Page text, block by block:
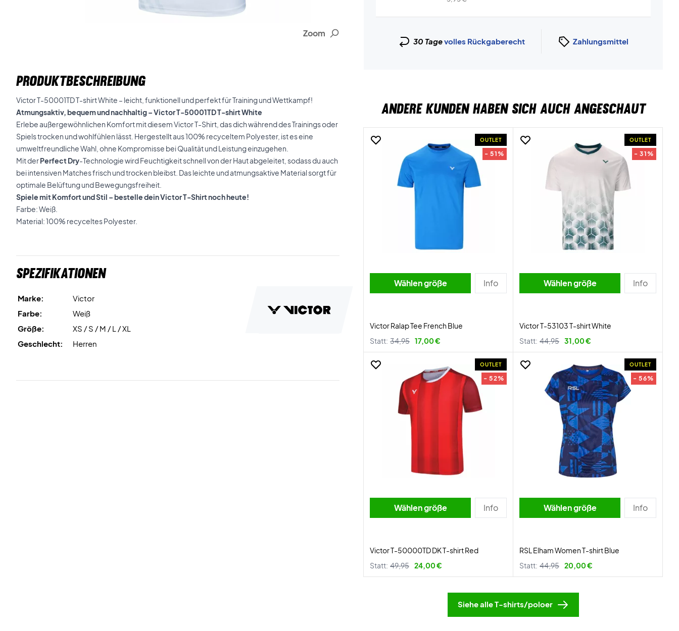
Zoom
PRODUKTBESCHREIBUNG
Victor T-50001TD T-shirt White – leicht, funktionell und perfekt für Training und Wettkampf!
Atmungsaktiv, bequem und nachhaltig – Victor T-50001TD T-shirt White
Erlebe außergewöhnlichen Komfort mit diesem Victor T-Shirt, das dich während des Trainings oder
Spiels trocken und wohlfühlen lässt. Hergestellt aus 100% recyceltem Polyester, ist es eine
umweltfreundliche Wahl, ohne Kompromisse bei Qualität und Leistung einzugehen.
Mit derPerfect Dry-Technologie wird Feuchtigkeit schnell von der Haut abgeleitet, sodass du auch
bei intensiven Matches frisch und trocken bleibst. Das leichte und atmungsaktive Material sorgt für
optimale Belüftung und Bewegungsfreiheit.
Spiele mit Komfort und Stil – bestelle dein Victor T-Shirt noch heute!
Farbe: Weiß.
Material: 100% recyceltes Polyester.
Spezifikationen
Marke:
Victor
Farbe:
Weiß
Größe:
XS / S / M / L / XL
Geschlecht:
Herren
30 Tagevolles Rückgaberecht Zahlungsmittel
ANDERE KUNDEN HABEN SICH AUCH ANGESCHAUT
OUTLET
- 51%
Wählen größe Info
Victor Ralap Tee French Blue
Statt: 34,95 17,00 €
OUTLET
- 31%
Wählen größe Info
Victor T-53103 T-shirt White
Statt: 44,95 31,00 €
OUTLET
- 52%
Wählen größe Info
Victor T-50000TD DK T-shirt Red
Statt: 49,95 24,00 €
OUTLET
- 56%
Wählen größe Info
RSL Elham Women T-shirt Blue
Statt: 44,95 20,00 €
Siehe alle T-shirts/poloer